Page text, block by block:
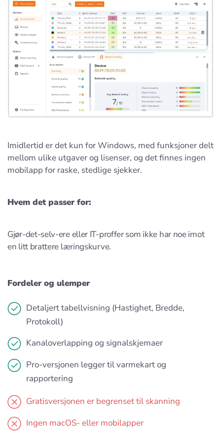
Imidlertid er det kun for Windows, med funksjoner delt
mellom ulike utgaver og lisenser, og det finnes ingen
mobilapp for raske, stedlige sjekker.
Hvem det passer for:
Gjør-det-selv-ere eller IT-proffer som ikke har noe imot
en litt brattere læringskurve.
Fordeler og ulemper
Detaljert tabellvisning (Hastighet, Bredde,
Protokoll)
Kanaloverlapping og signalskjemaer
Pro-versjonen legger til varmekart og
rapportering
Gratisversjonen er begrenset til skanning
Ingen macOS- eller mobilapper